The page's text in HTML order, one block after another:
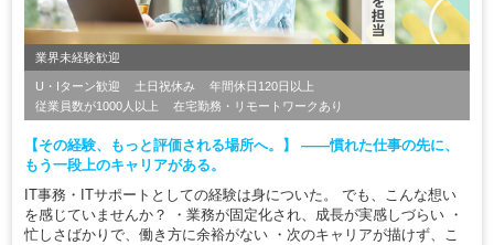
業界未経験歓迎
U・Iターン歓迎 土日祝休み
年間休日120日以上
従業員数が1000人以上
在宅勤務・リモートワークあり
【その経験、もっと評価される場所へ。】 ――慣れた仕事の先に、
もう一段上のキャリアがある。
IT事務・ITサポートとしての経験は身についた。 でも、こんな想い
を感じていませんか？ ・業務が固定化され、成長が実感しづらい ・
忙しさばかりで、働き方に余裕がない ・次のキャリアが描けず、こ